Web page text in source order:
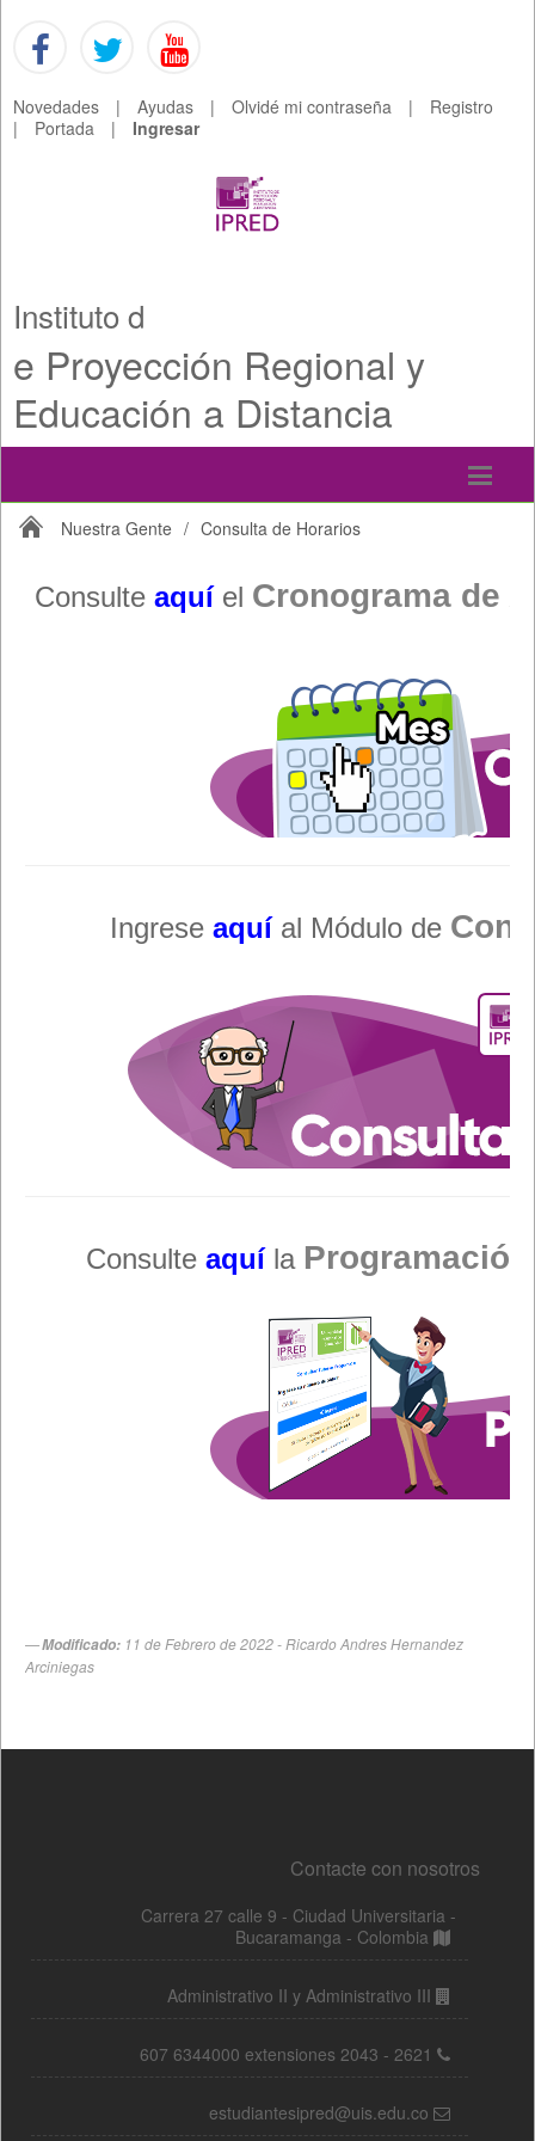
Novedades | Ayudas | Olvidé mi contraseña |
Registro
|
Portada | Ingresar
Instituto d
e Proyección Regional y
Educación a Distancia
Nuestra Gente / Consulta de Horarios
Contacte con nosotros
Carrera 27 calle 9 - Ciudad Universitaria -
Bucaramanga - Colombia
Administrativo II y Administrativo III
607 6344000 extensiones 2043 - 2621
estudiantesipred@uis.edu.co